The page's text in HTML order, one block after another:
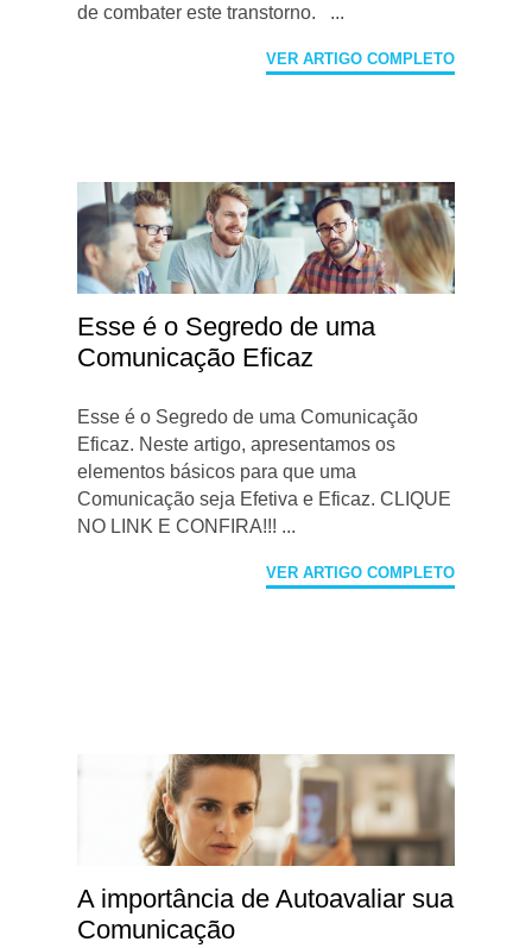
de combater este transtorno. ...
VER ARTIGO COMPLETO
Esse é o Segredo de uma
Comunicação Eficaz
Esse é o Segredo de uma Comunicação
Eficaz. Neste artigo, apresentamos os
elementos básicos para que uma
Comunicação seja Efetiva e Eficaz. CLIQUE
NO LINK E CONFIRA!!! ...
VER ARTIGO COMPLETO
A importância de Autoavaliar sua
Comunicação